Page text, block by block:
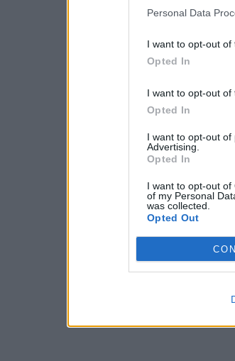
Personal Data
I want to opt-out of
Opted In
I want to opt-out of
Opted In
I want to opt-out of
Advertising.
Opted In
I want to opt-out of
of my Personal
was collected.
Opted Out